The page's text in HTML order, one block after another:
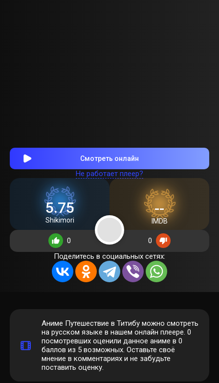
Смотреть онлайн
Не работает плеер?
5.75
Shikimori
--
IMDB
0
0
Поделитесь в социальных сетях:
Аниме Путешествие в Титибу можно смотреть
на русском языке в нашем онлайн плеере. 0
посмотревших оценили данное аниме в 0
баллов из 5 возможных. Оставьте своё
мнение в комментариях и не забудьте
поставить оценку.